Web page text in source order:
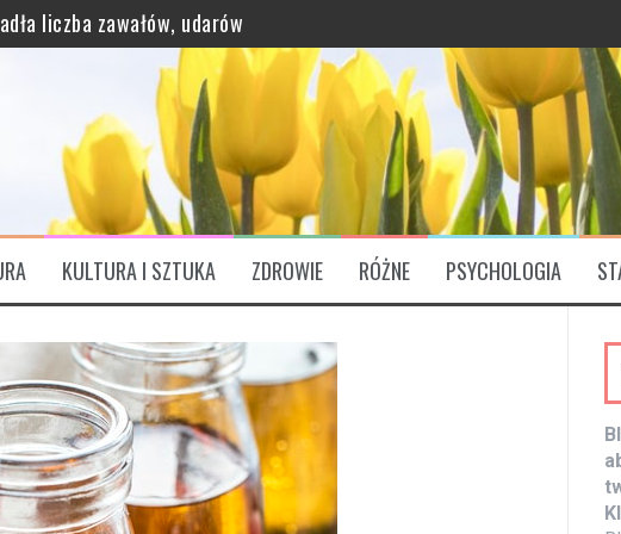
liczba zawałów, udarów
bogaty profil odżywczy
„Są Świętym Graalem”
KULTURA I SZTUKA ZDROWIE RÓŻNE PSYCHOLOGIA